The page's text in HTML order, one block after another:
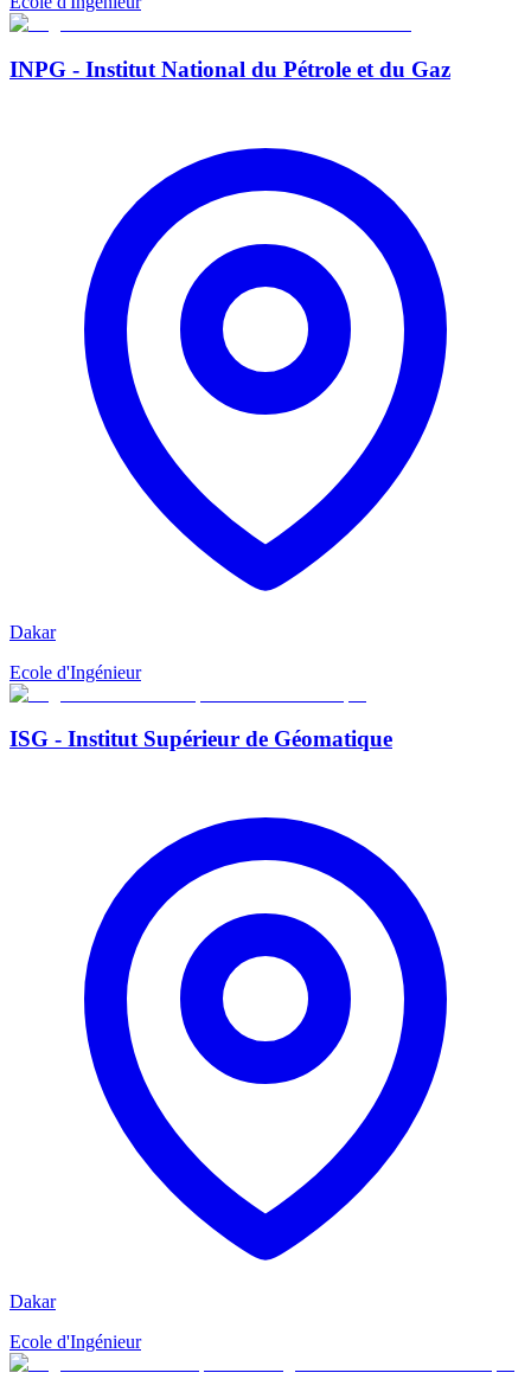
INPG - Institut National du Pétrole et du Gaz
Dakar
Ecole d'Ingénieur
ISG - Institut Supérieur de Géomatique
Dakar
Ecole d'Ingénieur